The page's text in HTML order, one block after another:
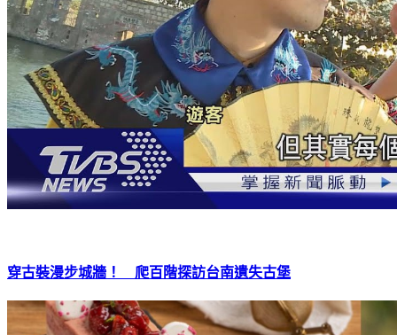
穿古裝漫步城牆！ 爬百階探訪台南遺失古堡